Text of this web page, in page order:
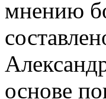
мнению
основе